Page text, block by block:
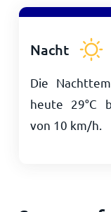
Nacht
Die
heute 29°C
von 10 km/h